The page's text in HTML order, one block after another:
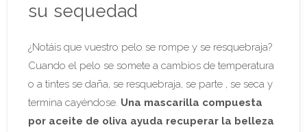
su sequedad
¿Notáis que vuestro pelo se rompe y se resquebraja?
Cuando el pelo se somete a cambios de temperatura
o a tintes se daña, se resquebraja, se parte , se seca y
termina cayéndose. Una mascarilla compuesta
por aceite de oliva ayuda recuperar la belleza